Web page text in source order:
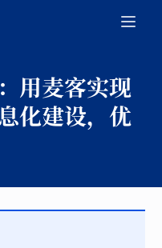
用麦客实现
化建设，优